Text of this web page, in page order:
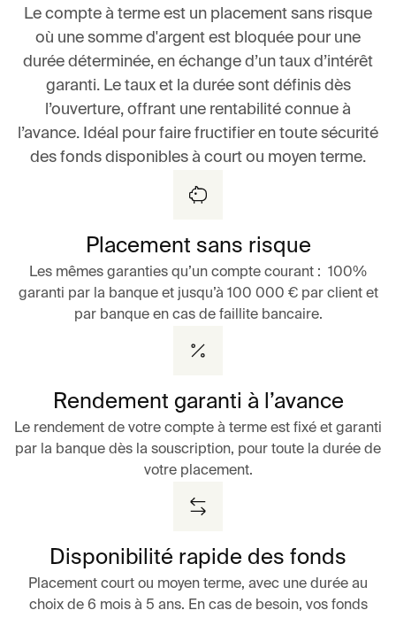
Le compte à terme est un placement sans risque
où une somme d'argent est bloquée pour une
durée déterminée, en échange d’un taux d’intérêt
garanti. Le taux et la durée sont définis dès
l’ouverture, offrant une rentabilité connue à
l’avance. Idéal pour faire fructifier en toute sécurité
des fonds disponibles à court ou moyen terme.
Placement sans risque
Les mêmes garanties qu’un compte courant : 100%
garanti par la banque et jusqu’à 100 000 € par client et
par banque en cas de faillite bancaire.
Rendement garanti à l’avance
Le rendement de votre compte à terme est fixé et garanti
par la banque dès la souscription, pour toute la durée de
votre placement.
Disponibilité rapide des fonds
Placement court ou moyen terme, avec une durée au
choix de 6 mois à 5 ans. En cas de besoin, vos fonds